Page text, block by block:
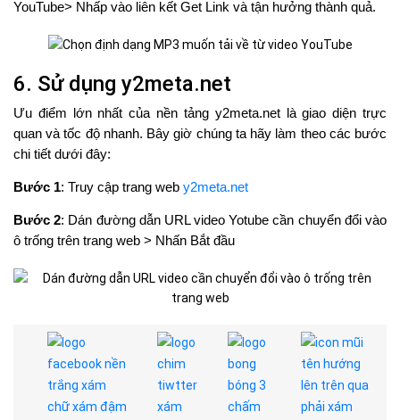
YouTube> Nhấp vào liên kết Get Link và tận hưởng thành quả.
6. Sử dụng y2meta.net
Ưu điểm lớn nhất của nền tảng y2meta.net là giao diện trực
quan và tốc độ nhanh. Bây giờ chúng ta hãy làm theo các bước
chi tiết dưới đây:
Bước 1: Truy cập trang web y2meta.net
Bước 2: Dán đường dẫn URL video Yotube cần chuyển đổi vào
ô trống trên trang web > Nhấn Bắt đầu